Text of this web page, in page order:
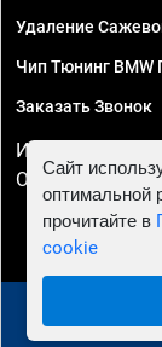
Удаление
Чип Тюнинг BMW
Заказать Звонок
ИП Смирнов
ОГРНИП
© 2010 -
Сайт
оптимальной
прочитайте в
cookie